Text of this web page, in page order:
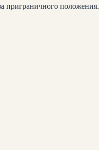
приграничного положения.